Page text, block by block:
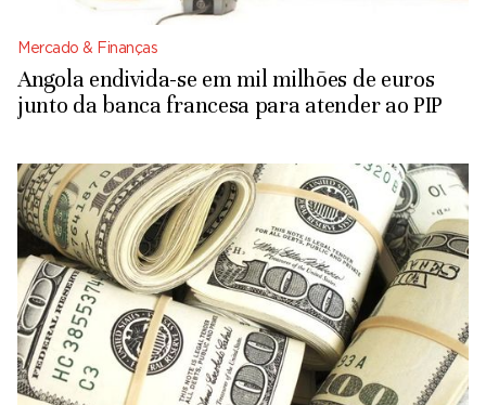
Mercado & Finanças
Angola endivida-se em mil milhões de euros
junto da banca francesa para atender ao PIP